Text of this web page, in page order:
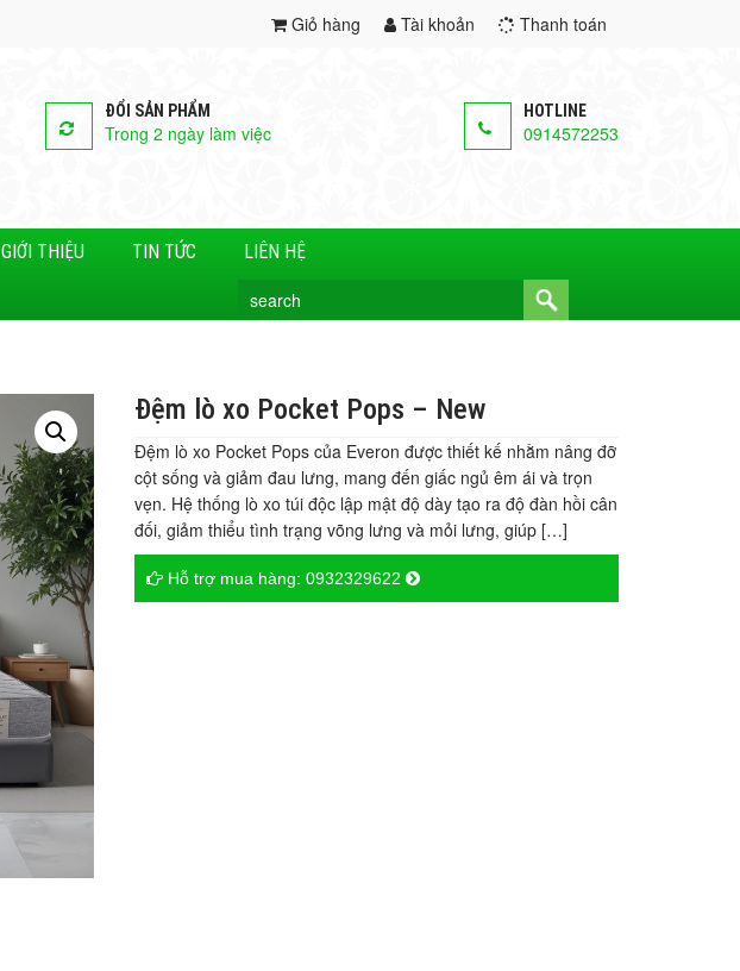
Giỏ hàng Tài khoản Thanh toán
ĐỔI SẢN PHẨM
Trong 2 ngày làm việc
HOTLINE
0914572253
GIỚI THIỆU TIN TỨC LIÊN HỆ
Đệm lò xo Pocket Pops – New
Đệm lò xo Pocket Pops của Everon được thiết kế nhằm nâng đỡ
cột sống và giảm đau lưng, mang đến giấc ngủ êm ái và trọn
vẹn. Hệ thống lò xo túi độc lập mật độ dày tạo ra độ đàn hồi cân
đối, giảm thiểu tình trạng võng lưng và mỏi lưng, giúp […]
Hỗ trợ mua hàng:0932329622